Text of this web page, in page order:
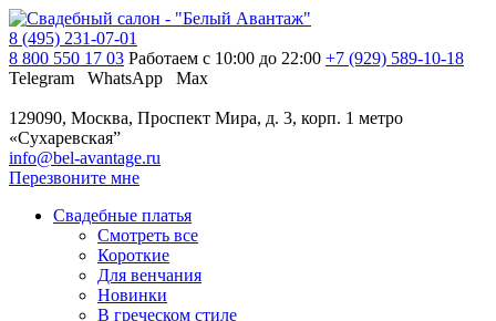
8 (495) 231-07-01
8 800 550 17 03 Работаем с 10:00 до 22:00 +7 (929) 589-10-18
Telegram
WhatsApp Max
129090, Москва, Проспект Мира, д. 3, корп. 1 метро
«Сухаревская”
info@bel-avantage.ru
Перезвоните мне
Свадебные платья
Смотреть все
Короткие
Для венчания
Новинки
В греческом стиле